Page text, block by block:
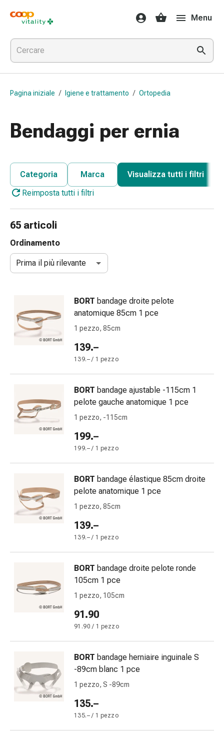
Farmaci
e
salute
Influenza
e
raffreddore
per
Farmaci
raffreddore
Tosse
e
bronchite
accessori
Detergente
il
Tessuti
Raffreddore
delle
ferite
e
delle
Compresse
Medicazioni
le
Bende
di
fissaggio
Garza
Bendaggi
compressivi
Medicazioni
Bende,
accessori
Medicazioni
reti
tubolari
di
Menu
Pagina iniziale / Igiene e trattamento / Ortopedia
Bendaggi per ernia
Categoria Marca
Visualizza tutti i filtri
Reimposta tutti i filtri
65 articoli
Ordinamento
Prima il più rilevante
BORT bandage droite pelote
anatomique 85cm 1 pce
1 pezzo, 85cm
139.–
139.– / 1 pezzo
BORT bandage ajustable -115cm 1
pelote gauche anatomique 1 pce
1 pezzo, -115cm
199.–
199.– / 1 pezzo
BORT bandage élastique 85cm droite
pelote anatomique 1 pce
1 pezzo, 85cm
139.–
139.– / 1 pezzo
BORT bandage droite pelote ronde
105cm 1 pce
1 pezzo, 105cm
91.90
91.90 / 1 pezzo
BORT bandage herniaire inguinale S
-89cm blanc 1 pce
1 pezzo, S -89cm
135.–
135.– / 1 pezzo